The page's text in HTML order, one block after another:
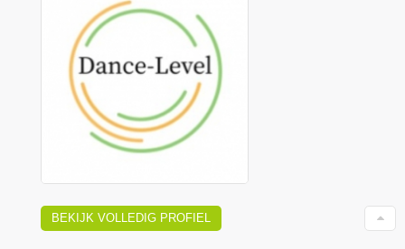
BEKIJK VOLLEDIG PROFIEL